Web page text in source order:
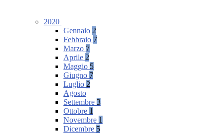
2020
Gennaio 2
Febbraio 7
Marzo 7
Aprile 2
Maggio 5
Giugno 7
Luglio 2
Agosto
Settembre 3
Ottobre 1
Novembre 1
Dicembre 5